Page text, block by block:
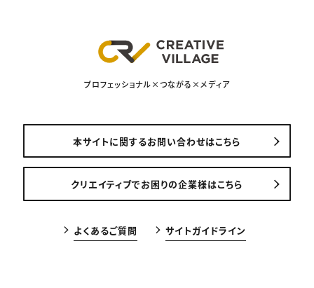
プロフェッショナル×つながる×メディア
本サイトに関するお問い合わせはこちら
クリエイティブでお困りの企業様はこちら
よくあるご質問 サイトガイドライン